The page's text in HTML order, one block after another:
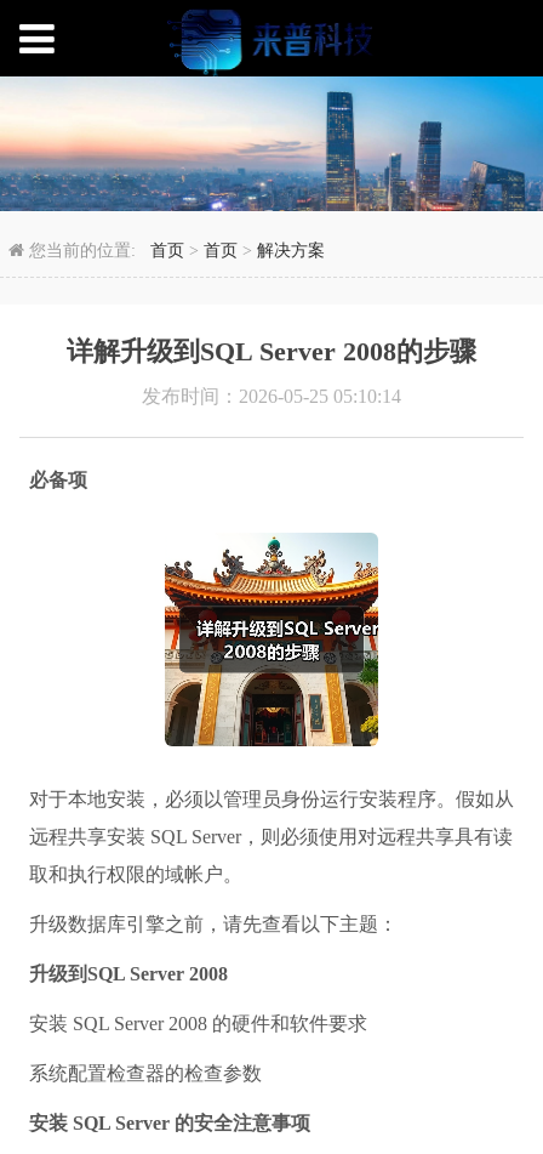
详解升级到SQL Server
您当前的位置:首页 >首页 >解决方案
详解升级到SQL Server 2008的步骤
发布时间：2026-05-25 05:10:14
必备项
对于本地安装，必须以管理员身份运行安装程序。假如从
远程共享安装 SQL Server，则必须使用对远程共享具有读
取和执行权限的域帐户。
升级数据库引擎之前，请先查看以下主题：
升级到SQL Server 2008
安装 SQL Server 2008 的硬件和软件要求
系统配置检查器的检查参数
安装 SQL Server 的安全注意事项